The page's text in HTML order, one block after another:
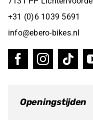
+31 (0)6 1039 5691
info@ebero-bikes.nl
Openingstijden